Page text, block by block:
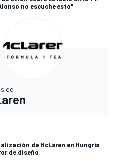
no escuche esto"
de
de McLaren en Hungría
de diseño